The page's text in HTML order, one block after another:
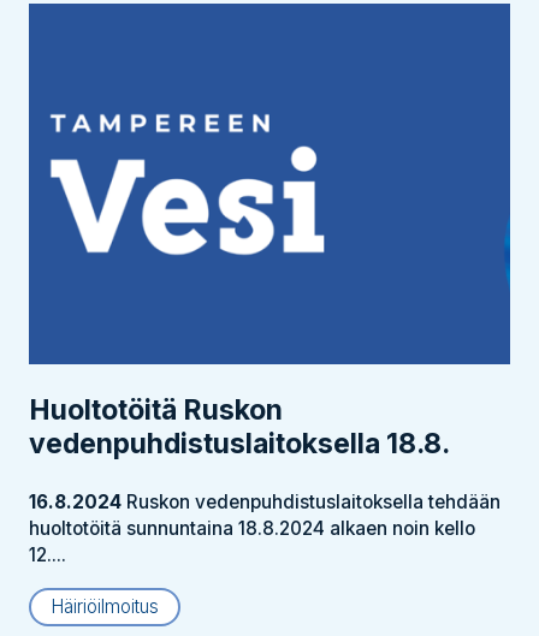
Huoltotöitä Ruskon
vedenpuhdistus­laitoksella 18.8.
16.8.2024 Ruskon vedenpuhdistuslaitoksella tehdään
huoltotöitä sunnuntaina 18.8.2024 alkaen noin kello
12....
Häiriöilmoitus